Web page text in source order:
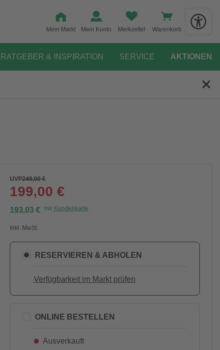
Mein Markt Mein Konto Merkzettel Warenkorb
RATGEBER & INSPIRATION SERVICE AKTIONEN
UVP249,00 €
199,00 €
193,03 € mit Kundenkarte
Inkl. MwSt.
RESERVIEREN & ABHOLEN
Verfügbarkeit im Markt prüfen
ONLINE BESTELLEN
Ausverkauft